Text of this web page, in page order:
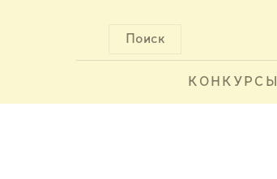
Поиск
КОНКУРСЫ